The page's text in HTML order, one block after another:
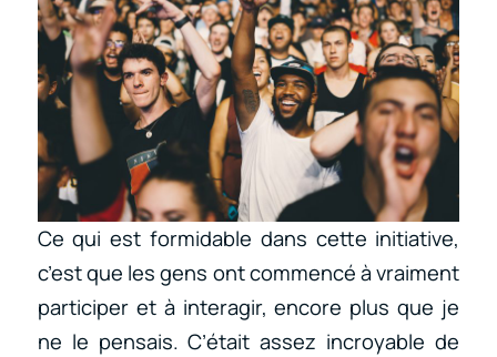
Ce qui est formidable dans cette initiative,
c’est que les gens ont commencé à vraiment
participer et à interagir, encore plus que je
ne le pensais. C’était assez incroyable de